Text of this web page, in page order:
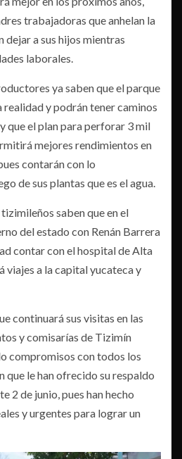
trabajadoras que anhelan la
dejar a sus hijos mientras
laborales.
ya saben que el parque
realidad y podrán tener caminos
que el plan para perforar 3 mil
mejores rendimientos en
contarán con lo
de sus plantas que es el agua.
saben que en el
del estado con Renán Barrera
contar con el hospital de Alta
viajes a la capital yucateca y
continuará sus visitas en las
y comisarías de Tizimín
compromisos con todos los
que le han ofrecido su respaldo
2 de junio, pues han hecho
y urgentes para lograr un